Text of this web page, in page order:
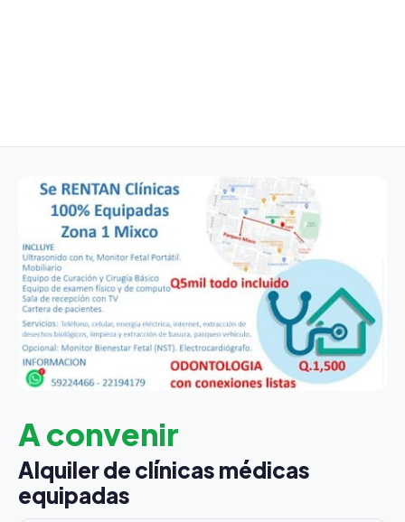
A convenir
Alquiler de clínicas médicas
equipadas